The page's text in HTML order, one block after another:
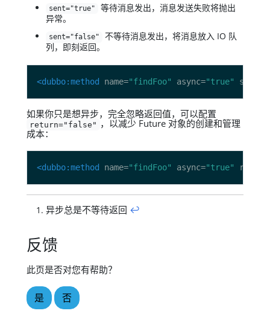
sent="true"
等待消息发出，消息发送失败将抛出
异常。
sent="false"
不等待消息发出，将消息放入 IO 队
列，即刻返回。
<dubbo:method name="findFoo" async="true" sent=
如果你只是想异步，完全忽略返回值，可以配置
return="false" ，以减少 Future 对象的创建和管理
成本：
<dubbo:method name="findFoo" async="true"
异步总是不等待返回 ↩︎
反馈
此页是否对您有帮助？
是 否